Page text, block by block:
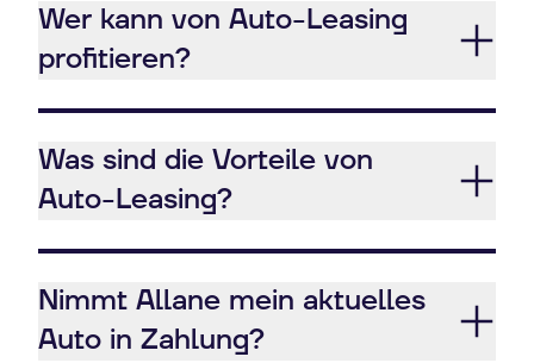
Wer kann von Auto-Leasing
profitieren?
Was sind die Vorteile von
Auto-Leasing?
Nimmt Allane mein aktuelles
Auto in Zahlung?